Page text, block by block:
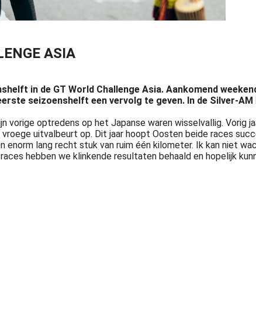
ASIA
in de GT World Challenge Asia. Aankomend
seizoenshelft een vervolg te geven. In de Silver-
optredens op het Japanse waren wisselvallig. Vorig
uitvalbeurt op. Dit jaar hoopt Oosten beide races
lang recht stuk van ruim één kilometer. Ik kan niet
hebben we klinkende resultaten behaald en hopelijk